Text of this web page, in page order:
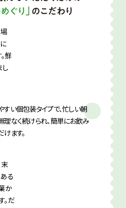
鮮
すい個包装タイプで、忙しい朝
理なく続けられ、簡単にお飲み
けます。
る
か
。だ